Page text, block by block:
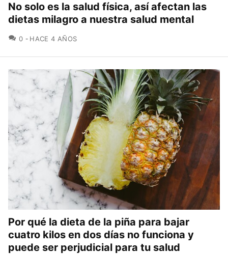
No solo es la salud física, así afectan las
dietas milagro a nuestra salud mental
0 COMENTARIOS
HACE 4 AÑOS
Por qué la dieta de la piña para bajar
cuatro kilos en dos días no funciona y
puede ser perjudicial para tu salud